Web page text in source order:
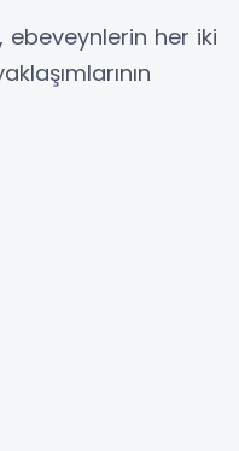
ebeveynlerin her iki